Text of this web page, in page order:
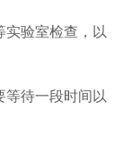
验室检查，以
待一段时间以